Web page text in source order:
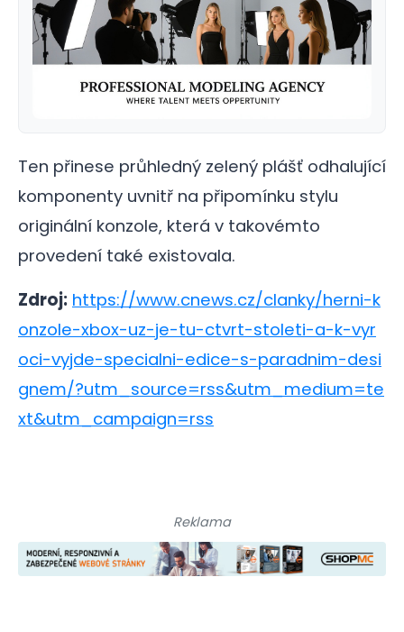
Ten přinese průhledný zelený plášť odhalující
komponenty uvnitř na připomínku stylu
originální konzole, která v takovémto
provedení také existovala.
Zdroj: https://www.cnews.cz/clanky/herni-k
onzole-xbox-uz-je-tu-ctvrt-stoleti-a-k-vyr
oci-vyjde-specialni-edice-s-paradnim-desi
gnem/?utm_source=rss&utm_medium=te
xt&utm_campaign=rss
Reklama